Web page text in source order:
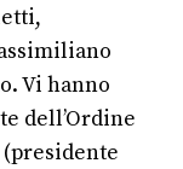
Vi hanno
dell’Ordine